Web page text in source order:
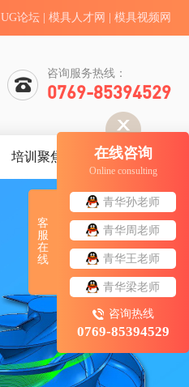
UG论坛 模具人才网 模具视频网
咨询服务热线：
0769-85394529
培训聚焦 就业服务
在线咨询
Online consulting
青华孙老师
青华周老师
青华王老师
青华梁老师
咨询热线
0769-85394529
客
服
在
线